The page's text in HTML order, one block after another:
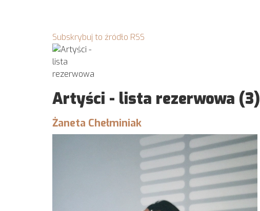
Subskrybuj to źródło RSS
Artyści - lista rezerwowa (3)
Żaneta Chełminiak